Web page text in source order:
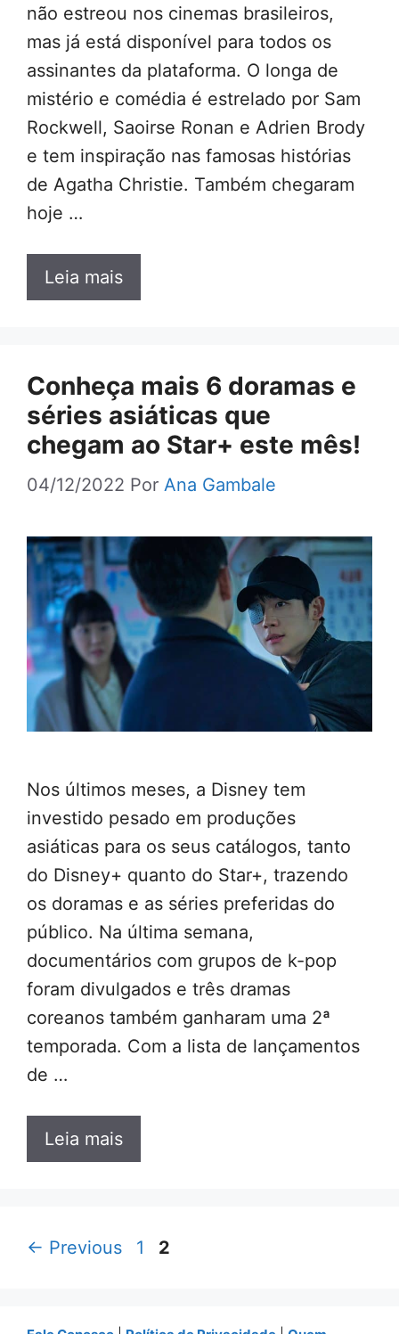
não estreou nos cinemas brasileiros,
mas já está disponível para todos os
assinantes da plataforma. O longa de
mistério e comédia é estrelado por Sam
Rockwell, Saoirse Ronan e Adrien Brody
e tem inspiração nas famosas histórias
de Agatha Christie. Também chegaram
hoje …
Leia mais
Conheça mais 6 doramas e
séries asiáticas que
chegam ao Star+ este mês!
04/12/2022 Por Ana Gambale
Nos últimos meses, a Disney tem
investido pesado em produções
asiáticas para os seus catálogos, tanto
do Disney+ quanto do Star+, trazendo
os doramas e as séries preferidas do
público. Na última semana,
documentários com grupos de k-pop
foram divulgados e três dramas
coreanos também ganharam uma 2ª
temporada. Com a lista de lançamentos
de …
Leia mais
← Previous Page
1 Page
2